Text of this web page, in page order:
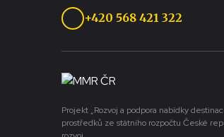
+420 568 421 322
Projekt „Rozvoj a podpora nabídky
prostředků ze státního rozpočtu České